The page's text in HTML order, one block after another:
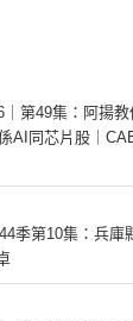
｜第49集：阿揚
AI同芯片股｜
季第10集：兵